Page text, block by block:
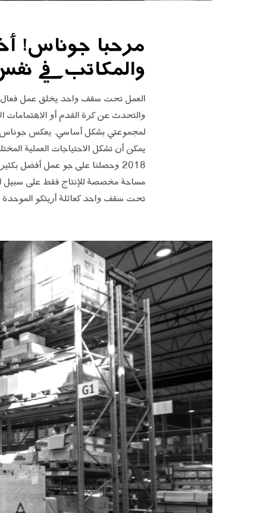
مرحبا جوناس!
والمكاتب في
العمل تحت سقف واحد يخلق عمل فعال في
والتحدث عن كرة القدم أو الاهتمامات
لمجموعتي بشكل أساسي. يعكس جوناس
يمكن أن تشكل الاحتياجات العملية
2018 وحصلنا على جو عمل أفضل
مساحة مخصصة للإنتاج فقط على سبيل
تحت سقف واحد كعائلة أريتكو الموحدة